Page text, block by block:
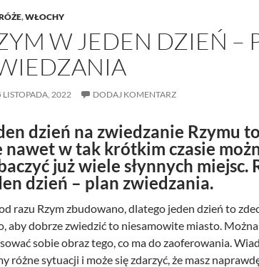
,WŁOCHY
W JEDEN DZIEŃ –
LISTOPADA, 2022 DODAJ KOMENTARZ
dzień na zwiedzanie Rzymu
nawet w tak krótkim czasie
już wiele słynnych miejsc.
dzień – plan zwiedzania.
razu Rzym zbudowano, dlatego jeden dzień to
aby dobrze zwiedzić to niesamowite miasto.
sobie obraz tego, co ma do zaoferowania.
różne sytuacji i może się zdarzyć, że masz